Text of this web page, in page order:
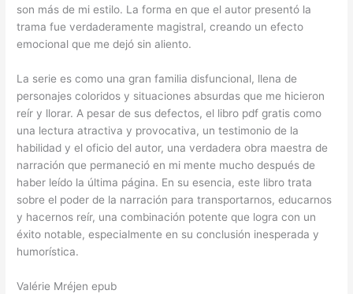
son más de mi estilo. La forma en que el autor presentó la
trama fue verdaderamente magistral, creando un efecto
emocional que me dejó sin aliento.
La serie es como una gran familia disfuncional, llena de
personajes coloridos y situaciones absurdas que me hicieron
reír y llorar. A pesar de sus defectos, el libro pdf gratis como
una lectura atractiva y provocativa, un testimonio de la
habilidad y el oficio del autor, una verdadera obra maestra de
narración que permaneció en mi mente mucho después de
haber leído la última página. En su esencia, este libro trata
sobre el poder de la narración para transportarnos, educarnos
y hacernos reír, una combinación potente que logra con un
éxito notable, especialmente en su conclusión inesperada y
humorística.
Valérie Mréjen epub